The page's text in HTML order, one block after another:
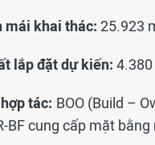
mái khai thác: 25.923
lắp đặt dự kiến: 4.380
tác: BOO (Build –
BF cung cấp mặt